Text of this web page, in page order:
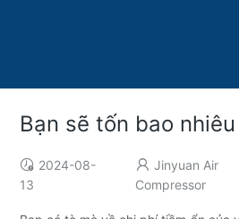
Bạn sẽ tốn bao
2024-08-
13
Jinyuan Air
Compressor